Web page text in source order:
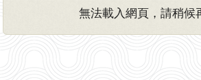
無法載入網頁，請稍候